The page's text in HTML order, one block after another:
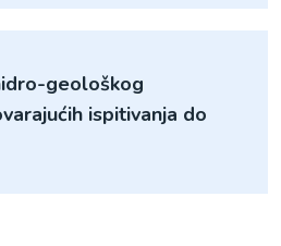
geološkog
ispitivanja do